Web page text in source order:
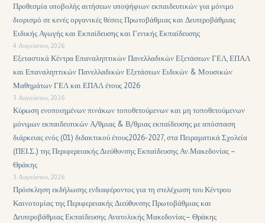
Προθεσμία υποβολής αιτήσεων υποψήφιων εκπαιδευτικών για μόνιμο
διορισμό σε κενές οργανικές θέσεις Πρωτοβάθμιας και Δευτεροβάθμιας
Ειδικής Αγωγής και Εκπαίδευσης και Γενικής Εκπαίδευσης
4 Αυγούστου, 2026
Εξεταστικά Κέντρα Επαναληπτικών Πανελλαδικών Εξετάσεων ΓΕΛ, ΕΠΑΛ
και Επαναληπτικών Πανελλαδικών Εξετάσεων Ειδικών & Μουσικών
Μαθημάτων ΓΕΛ και ΕΠΑΛ έτους 2026
3 Αυγούστου, 2026
Κύρωση ενοποιημένων πινάκων τοποθετούμενων και μη τοποθετούμενων
μόνιμων εκπαιδευτικών Α/θμιας & Β/θμιας εκπαίδευσης με απόσπαση
διάρκειας ενός (01) διδακτικού έτους2026-2027, στα Πειραματικά Σχολεία
(ΠΕΙ.Σ.) της Περιφερειακής Διεύθυνσης Εκπαίδευσης Αν.Μακεδονίας –
Θράκης
3 Αυγούστου, 2026
Πρόσκληση εκδήλωσης ενδιαφέροντος για τη στελέχωση του Κέντρου
Καινοτομίας της Περιφερειακής Διεύθυνσης Πρωτοβάθμιας και
Δευτεροβάθμιας Εκπαίδευσης Ανατολικής Μακεδονίας– Θράκης